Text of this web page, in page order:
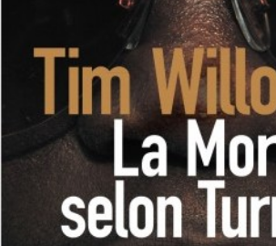
LIRE LA SUITE